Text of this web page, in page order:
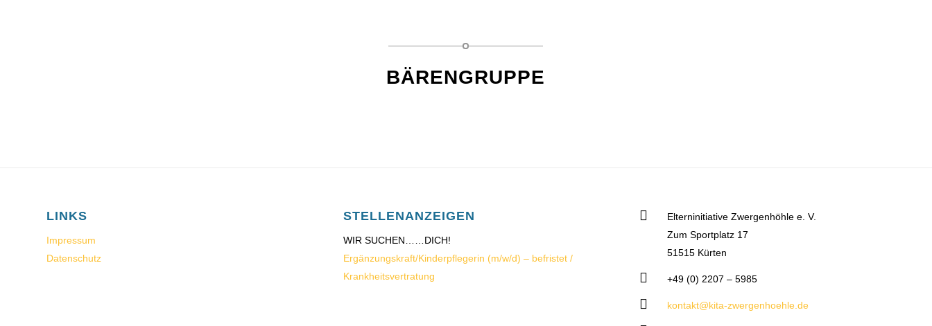
BÄRENGRUPPE
LINKS
Impressum
Datenschutz
STELLENANZEIGEN
WIR SUCHEN……DICH!
Ergänzungskraft/Kinderpflegerin (m/w/d) – befristet /
Krankheitsvertratung
Elterninitiative Zwergenhöhle e. V.
Zum Sportplatz 17
51515 Kürten
+49 (0) 2207 – 5985
kontakt@kita-zwergenhoehle.de